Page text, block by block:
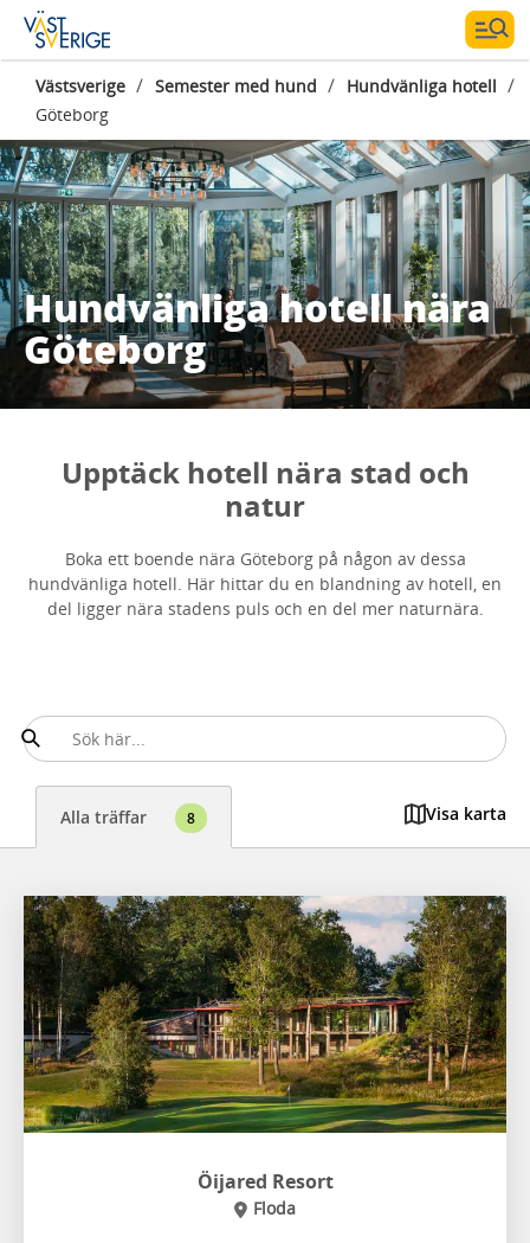
Västsverige / Semester med hund / Hundvänliga hotell /
Göteborg
Hundvänliga hotell nära
Göteborg
Upptäck hotell nära stad och
natur
Boka ett boende nära Göteborg på någon av dessa
hundvänliga hotell. Här hittar du en blandning av hotell, en
del ligger nära stadens puls och en del mer naturnära.
Alla träffar 8 Visa karta
Öijared Resort
Floda